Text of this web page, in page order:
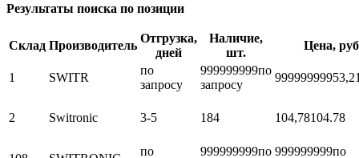
Результаты поиска по позиции
Склад Производитель
Отгрузка,
дней
Наличие,
шт.
Цена,
1 SWITR
по
запросу
999999999по
запросу
999999999
2 Switronic 3-5 184 104,78104.78
по 999999999по 999999999по